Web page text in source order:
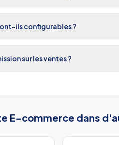
ils configurables ?
sur les ventes ?
E-commerce dans